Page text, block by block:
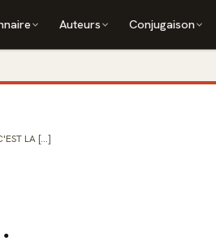
Auteurs Conjugaison
LA [...]